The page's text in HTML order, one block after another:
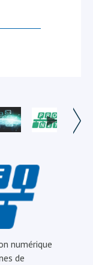
numérique
de